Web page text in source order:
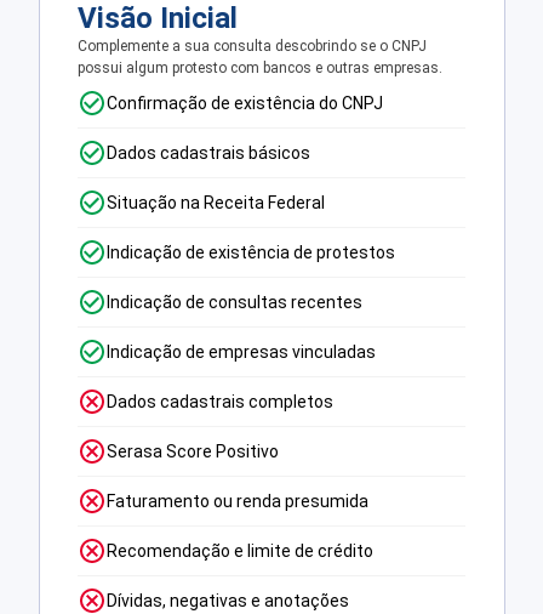
Visão Inicial
Complemente a sua consulta descobrindo se o CNPJ
possui algum protesto com bancos e outras empresas.
Confirmação de existência do CNPJ
Dados cadastrais básicos
Situação na Receita Federal
Indicação de existência de protestos
Indicação de consultas recentes
Indicação de empresas vinculadas
Dados cadastrais completos
Serasa Score Positivo
Faturamento ou renda presumida
Recomendação e limite de crédito
Dívidas, negativas e anotações